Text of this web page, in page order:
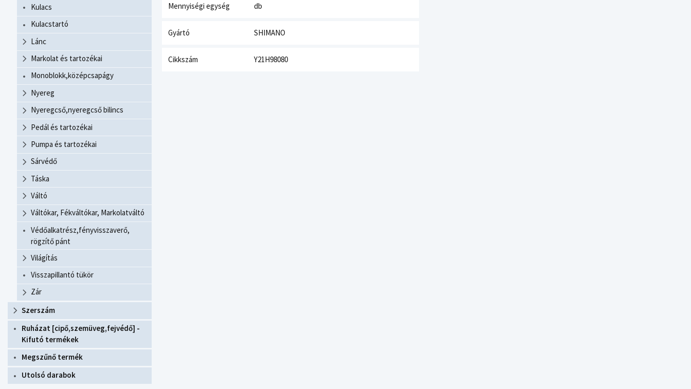
Kulacs
Kulacstartó
Lánc
Markolat és tartozékai
Monoblokk,középcsapágy
Nyereg
Nyeregcső,nyeregcső bilincs
Pedál és tartozékai
Pumpa és tartozékai
Sárvédő
Táska
Váltó
Váltókar, Fékváltókar, Markolatváltó
Védőalkatrész,fényvisszaverő,
rögzítő pánt
Világítás
Visszapillantó tükör
Zár
Szerszám
Ruházat [cipő,szemüveg,fejvédő] -
Kifutó termékek
Megszűnő termék
Utolsó darabok
Mennyiségi egység db
Gyártó SHIMANO
Cikkszám Y21H98080